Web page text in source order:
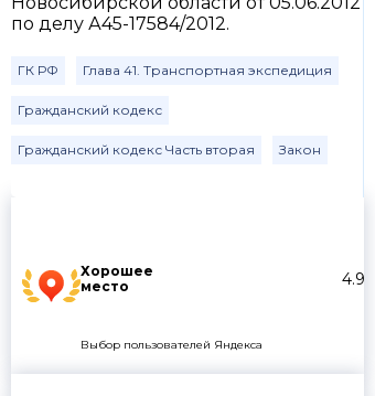
Хорошее
место
4.9
Выбор пользователей Яндекса
по делу А45-17584/2012.
ГК РФ Глава 41. Транспортная экспедиция
Гражданский кодекс
Гражданский кодекс Часть вторая Закон